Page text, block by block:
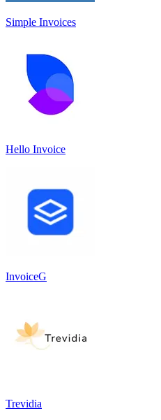
Simple Invoices
Hello Invoice
InvoiceG
Trevidia